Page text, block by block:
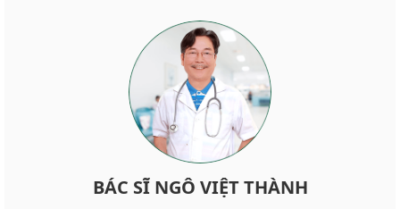
BÁC SĨ NGÔ VIỆT THÀNH